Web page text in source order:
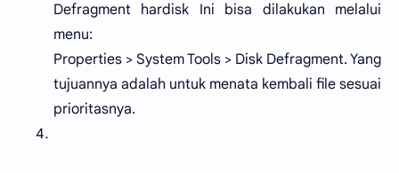
Defragment hardisk Ini bisa dilakukan melalui
menu:
Properties > System Tools > Disk Defragment. Yang
tujuannya adalah untuk menata kembali file sesuai
prioritasnya.